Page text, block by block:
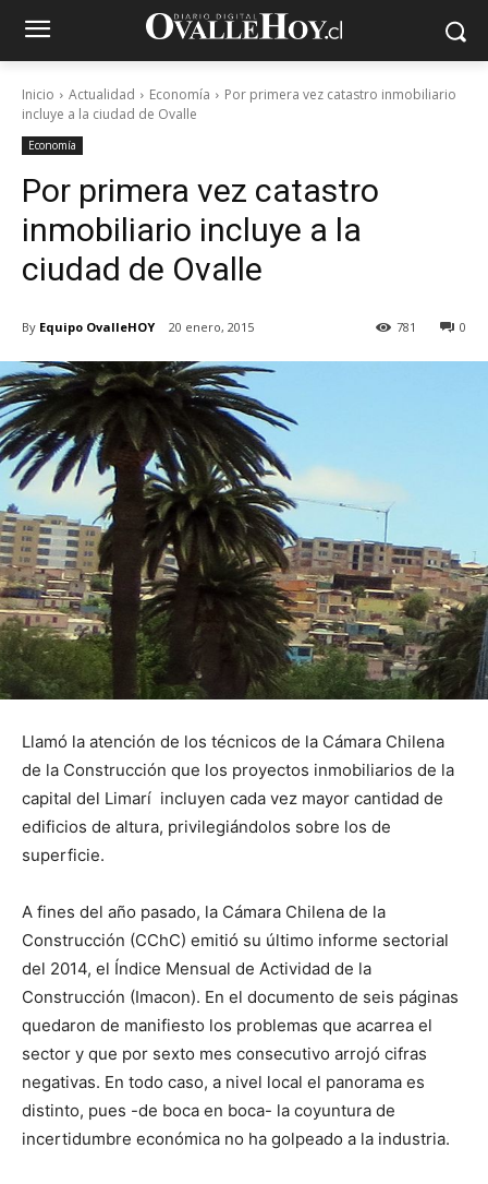
Inicio Actualidad Economía
Por primera vez catastro inmobiliario
incluye a la ciudad de Ovalle
Economía
Por primera vez catastro
inmobiliario incluye a la
ciudad de Ovalle
By Equipo OvalleHOY 20 enero, 2015 0
781
Llamó la atención de los técnicos de la Cámara Chilena
de la Construcción que los proyectos inmobiliarios de la
capital del Limarí incluyen cada vez mayor cantidad de
edificios de altura, privilegiándolos sobre los de
superficie.
A fines del año pasado, la Cámara Chilena de la
Construcción (CChC) emitió su último informe sectorial
del 2014, el Índice Mensual de Actividad de la
Construcción (Imacon). En el documento de seis páginas
quedaron de manifiesto los problemas que acarrea el
sector y que por sexto mes consecutivo arrojó cifras
negativas. En todo caso, a nivel local el panorama es
distinto, pues -de boca en boca- la coyuntura de
incertidumbre económica no ha golpeado a la industria.